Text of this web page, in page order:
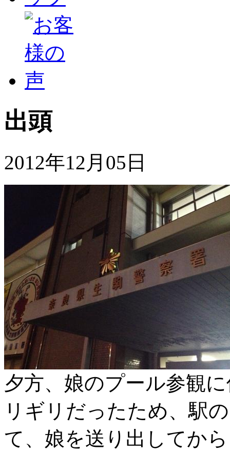
出頭
2012年12月05日
夕方、娘のプール参観
リギリだったため、駅
て、娘を送り出してか